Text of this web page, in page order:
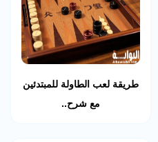
طريقة لعب الطاولة للمبتدئين
مع شرح..